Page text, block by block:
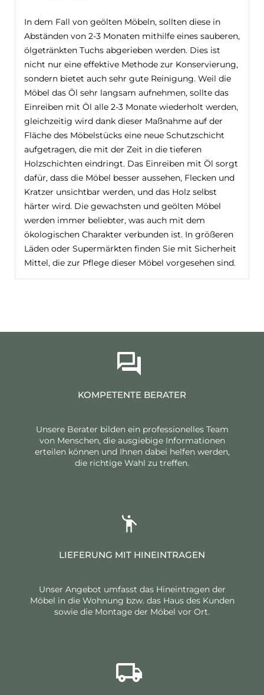
In dem Fall von geölten Möbeln, sollten diese in
Abständen von 2-3 Monaten mithilfe eines sauberen,
ölgetränkten Tuchs abgerieben werden. Dies ist
nicht nur eine effektive Methode zur Konservierung,
sondern bietet auch sehr gute Reinigung. Weil die
Möbel das Öl sehr langsam aufnehmen, sollte das
Einreiben mit Öl alle 2-3 Monate wiederholt werden,
gleichzeitig wird dank dieser Maßnahme auf der
Fläche des Möbelstücks eine neue Schutzschicht
aufgetragen, die mit der Zeit in die tieferen
Holzschichten eindringt. Das Einreiben mit Öl sorgt
dafür, dass die Möbel besser aussehen, Flecken und
Kratzer unsichtbar werden, und das Holz selbst
härter wird. Die gewachsten und geölten Möbel
werden immer beliebter, was auch mit dem
ökologischen Charakter verbunden ist. In größeren
Läden oder Supermärkten finden Sie mit Sicherheit
Mittel, die zur Pflege dieser Möbel vorgesehen sind.
KOMPETENTE BERATER
Unsere Berater bilden ein professionelles Team
von Menschen, die ausgiebige Informationen
erteilen können und Ihnen dabei helfen werden,
die richtige Wahl zu treffen.
LIEFERUNG MIT HINEINTRAGEN
Unser Angebot umfasst das Hineintragen der
Möbel in die Wohnung bzw. das Haus des Kunden
sowie die Montage der Möbel vor Ort.